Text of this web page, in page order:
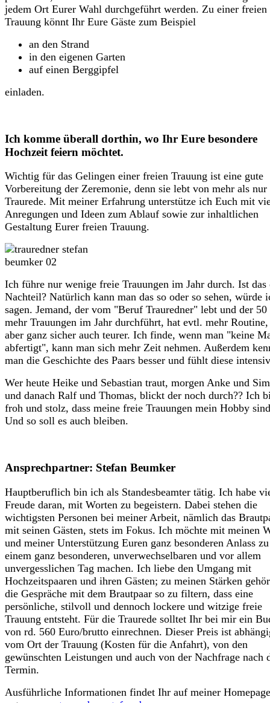
jedem Ort Eurer Wahl durchgeführt werden. Zu einer freien
Trauung könnt Ihr Eure Gäste zum Beispiel
an den Strand
in den eigenen Garten
auf einen Berggipfel
einladen.
Ich komme überall dorthin, wo Ihr Eure besondere
Hochzeit feiern möchtet.
Wichtig für das Gelingen einer freien Trauung ist eine gute
Vorbereitung der Zeremonie, denn sie lebt von mehr als nur
Traurede. Mit meiner Erfahrung unterstütze ich Euch mit
Anregungen und Ideen zum Ablauf sowie zur inhaltlichen
Gestaltung Eurer freien Trauung.
Ich führe nur wenige freie Trauungen im Jahr durch. Ist das
Nachteil? Natürlich kann man das so oder so sehen, würde
sagen. Jemand, der vom "Beruf Trauredner" lebt und der 50
mehr Trauungen im Jahr durchführt, hat evtl. mehr
aber ganz sicher auch teurer. Ich finde, wenn man "keine
abfertigt", kann man sich mehr Zeit nehmen. Außerdem
man die Geschichte des Paars besser und fühlt diese
Wer heute Heike und Sebastian traut, morgen Anke und
und danach Ralf und Thomas, blickt der noch durch?? Ich
froh und stolz, dass meine freie Trauungen mein Hobby
Und so soll es auch bleiben.
Ansprechpartner: Stefan Beumker
Hauptberuflich bin ich als Standesbeamter tätig. Ich habe
Freude daran, mit Worten zu begeistern. Dabei stehen die
wichtigsten Personen bei meiner Arbeit, nämlich das
mit seinen Gästen, stets im Fokus. Ich möchte mit meinen
und meiner Unterstützung Euren ganz besonderen Anlass zu
einem ganz besonderen, unverwechselbaren und vor allem
unvergesslichen Tag machen. Ich liebe den Umgang mit
Hochzeitspaaren und ihren Gästen; zu meinen Stärken
die Gespräche mit dem Brautpaar so zu filtern, dass eine
persönliche, stilvoll und dennoch lockere und witzige freie
Trauung entsteht. Für die Traurede solltet Ihr bei mir ein
von rd. 560 Euro/brutto einrechnen. Dieser Preis ist
vom Ort der Trauung (Kosten für die Anfahrt), von den
gewünschten Leistungen und auch von der Nachfrage nach
Termin.
Ausführliche Informationen findet Ihr auf meiner Homepage